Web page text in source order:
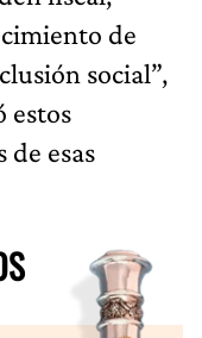
de
social”,
estos
de esas